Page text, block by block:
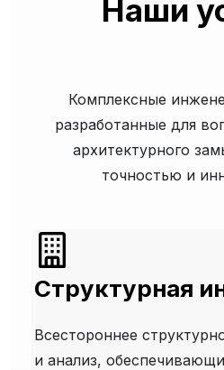
Наши
Комплексные
разработанные для
архитектурного
точностью и
Структурная
Всестороннее
и анализ,